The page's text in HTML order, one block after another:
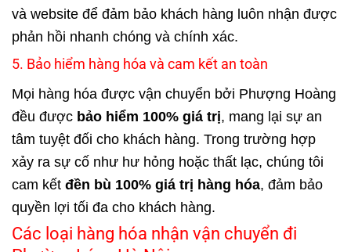
và website để đảm bảo khách hàng luôn nhận được
phản hồi nhanh chóng và chính xác.
5. Bảo hiểm hàng hóa và cam kết an toàn
Mọi hàng hóa được vận chuyển bởi Phượng Hoàng
đều được bảo hiểm 100% giá trị, mang lại sự an
tâm tuyệt đối cho khách hàng. Trong trường hợp
xảy ra sự cố như hư hỏng hoặc thất lạc, chúng tôi
cam kết đền bù 100% giá trị hàng hóa, đảm bảo
quyền lợi tối đa cho khách hàng.
Các loại hàng hóa nhận vận chuyển đi